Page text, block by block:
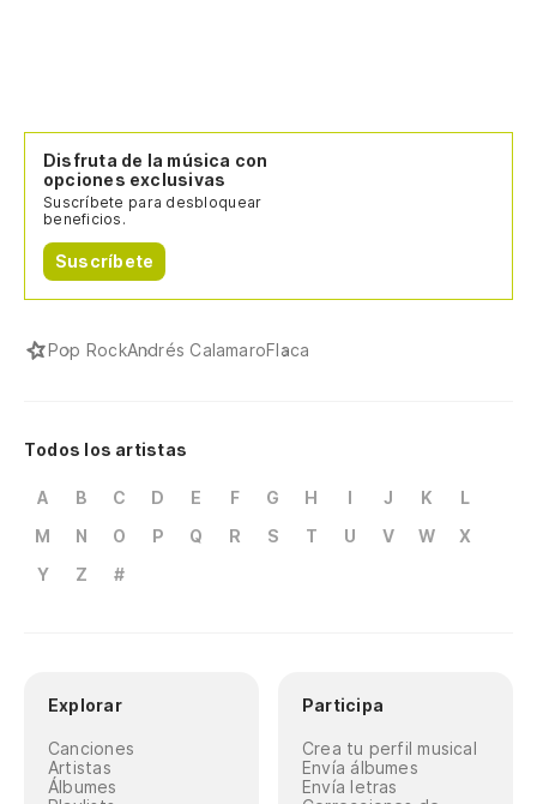
Disfruta de la música con
opciones exclusivas
Suscríbete para desbloquear
beneficios.
Suscríbete
Pop RockAndrés CalamaroFlaca
Todos los artistas
A B C D E F G H I J K
L
M
N O P Q R S T U V W
X
Y
Z #
Explorar
Canciones
Artistas
Álbumes
Participa
Crea tu perfil musical
Envía álbumes
Envía letras